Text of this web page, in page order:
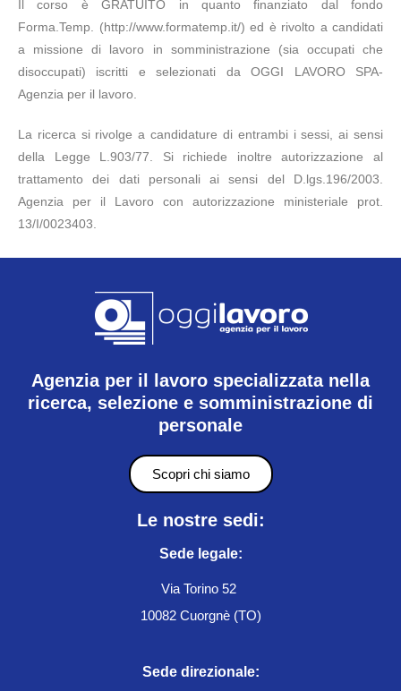
Il corso è GRATUITO in quanto finanziato dal fondo
Forma.Temp. (http://www.formatemp.it/) ed è rivolto a candidati
a missione di lavoro in somministrazione (sia occupati che
disoccupati) iscritti e selezionati da OGGI LAVORO SPA-
Agenzia per il lavoro.
La ricerca si rivolge a candidature di entrambi i sessi, ai sensi
della Legge L.903/77. Si richiede inoltre autorizzazione al
trattamento dei dati personali ai sensi del D.lgs.196/2003.
Agenzia per il Lavoro con autorizzazione ministeriale prot.
13/I/0023403.
Agenzia per il lavoro specializzata nella
ricerca, selezione e somministrazione di
personale
Scopri chi siamo
Le nostre sedi:
Sede legale:
Via Torino 52
10082 Cuorgnè (TO)
Sede direzionale: